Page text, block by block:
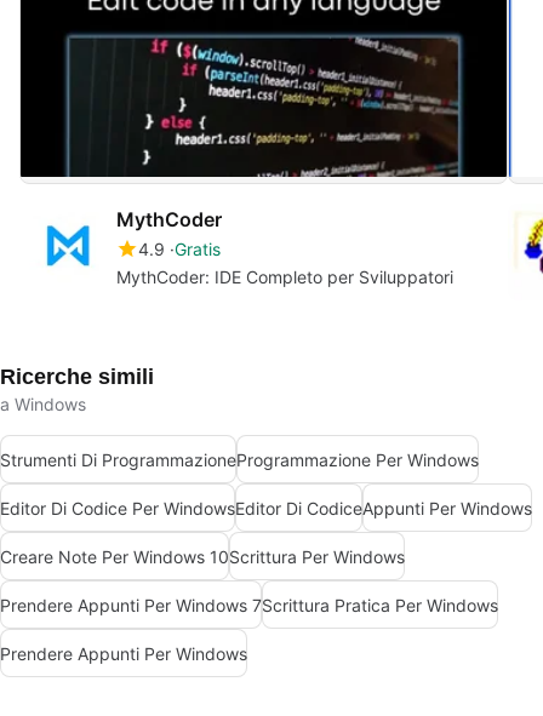
MythCoder
4.9 Gratis
MythCoder: IDE Completo per Sviluppatori
Ricerche simili
a Windows
Strumenti Di ProgrammazioneProgrammazione Per Windows
Editor Di Codice Per WindowsEditor Di CodiceAppunti Per Windows
Creare Note Per Windows 10Scrittura Per Windows
Prendere Appunti Per Windows 7Scrittura Pratica Per Windows
Prendere Appunti Per Windows